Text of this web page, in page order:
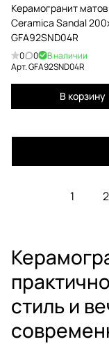
Керамогранит
Ceramica Sandal
GFA92SND04R
0 0
В наличии
Арт.GFA92SND04R
В корзину
1 2
стиль и